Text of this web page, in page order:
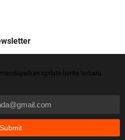
Tersakti update berita terbaru